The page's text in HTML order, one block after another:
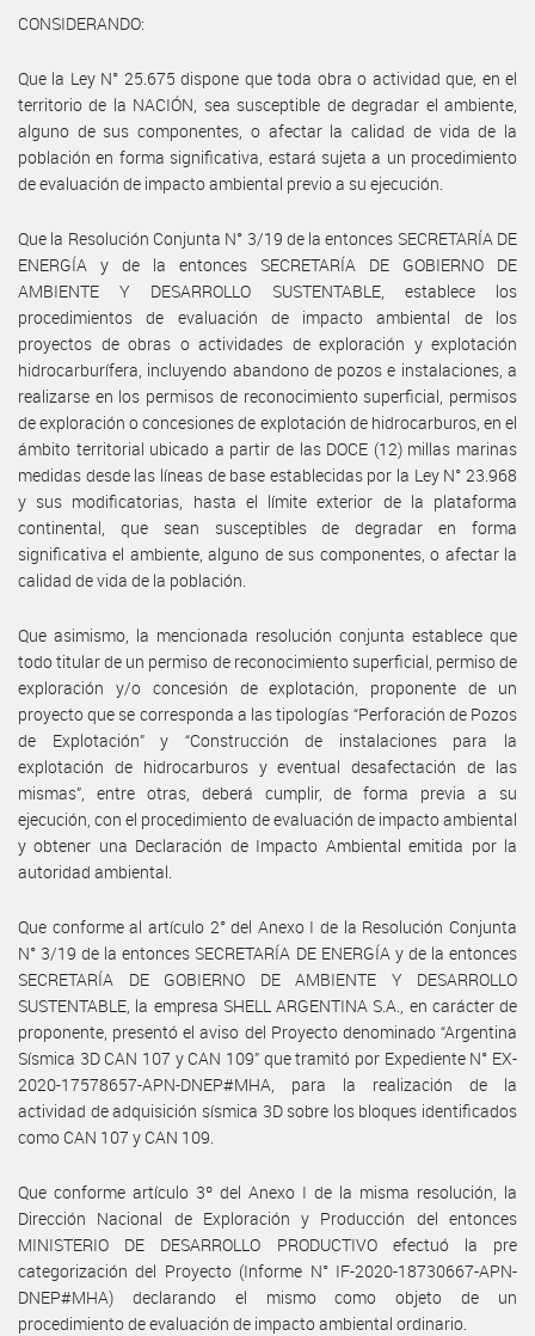
CONSIDERANDO:
Que la Ley N° 25.675 dispone que toda obra o actividad que, en el
territorio de la NACIÓN, sea susceptible de degradar el ambiente,
alguno de sus componentes, o afectar la calidad de vida de la
población en forma significativa, estará sujeta a un procedimiento
de evaluación de impacto ambiental previo a su ejecución.
Que la Resolución Conjunta N° 3/19 de la entonces SECRETARÍA DE
ENERGÍA y de la entonces SECRETARÍA DE GOBIERNO DE
AMBIENTE Y DESARROLLO SUSTENTABLE, establece los
procedimientos de evaluación de impacto ambiental de los
proyectos de obras o actividades de exploración y explotación
hidrocarburífera, incluyendo abandono de pozos e instalaciones, a
realizarse en los permisos de reconocimiento superficial, permisos
de exploración o concesiones de explotación de hidrocarburos, en el
ámbito territorial ubicado a partir de las DOCE (12) millas marinas
medidas desde las líneas de base establecidas por la Ley N° 23.968
y sus modificatorias, hasta el límite exterior de la plataforma
continental, que sean susceptibles de degradar en forma
significativa el ambiente, alguno de sus componentes, o afectar la
calidad de vida de la población.
Que asimismo, la mencionada resolución conjunta establece que
todo titular de un permiso de reconocimiento superficial, permiso de
exploración y/o concesión de explotación, proponente de un
proyecto que se corresponda a las tipologías “Perforación de Pozos
de Explotación” y “Construcción de instalaciones para la
explotación de hidrocarburos y eventual desafectación de las
mismas”, entre otras, deberá cumplir, de forma previa a su
ejecución, con el procedimiento de evaluación de impacto ambiental
y obtener una Declaración de Impacto Ambiental emitida por la
autoridad ambiental.
Que conforme al artículo 2° del Anexo I de la Resolución Conjunta
N° 3/19 de la entonces SECRETARÍA DE ENERGÍA y de la entonces
SECRETARÍA DE GOBIERNO DE AMBIENTE Y DESARROLLO
SUSTENTABLE, la empresa SHELL ARGENTINA S.A., en carácter de
proponente, presentó el aviso del Proyecto denominado “Argentina
Sísmica 3D CAN 107 y CAN 109” que tramitó por Expediente N° EX-
2020-17578657-APN-DNEP#MHA, para la realización de la
actividad de adquisición sísmica 3D sobre los bloques identificados
como CAN 107 y CAN 109.
Que conforme artículo 3º del Anexo I de la misma resolución, la
Dirección Nacional de Exploración y Producción del entonces
MINISTERIO DE DESARROLLO PRODUCTIVO efectuó la pre
categorización del Proyecto (Informe N° IF-2020-18730667-APN-
DNEP#MHA) declarando el mismo como objeto de un
procedimiento de evaluación de impacto ambiental ordinario.